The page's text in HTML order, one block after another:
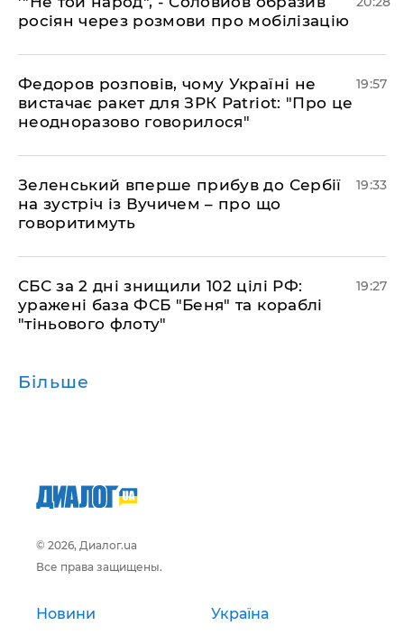
росіян через розмови про мобілізацію
​Федоров розповів, чому Україні не
вистачає ракет для ЗРК Patriot: "Про це
неодноразово говорилося"
19:57
​Зеленський вперше прибув до Сербії
на зустріч із Вучичем – про що
говоритимуть
19:33
​СБС за 2 дні знищили 102 цілі РФ:
уражені база ФСБ "Беня" та кораблі
"тіньового флоту"
19:27
Більше
© 2026, Диалог.ua
Все права защищены.
Новини Україна